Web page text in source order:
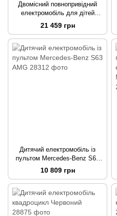
Двомісний повнопривідний
електромобіль для дітей
Mercedes AMG G63 Білий
21 459 грн
Дитячий електромобіль із
пультом Mercedes-Benz S63
AMG
10 809 грн